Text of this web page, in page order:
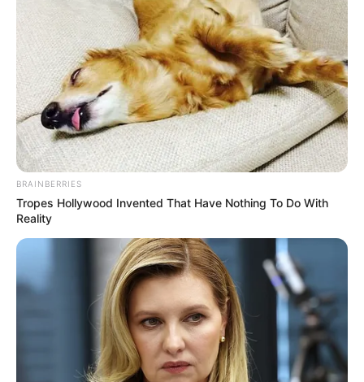
BRAINBERRIES
Tropes Hollywood Invented That Have Nothing To Do With
Reality